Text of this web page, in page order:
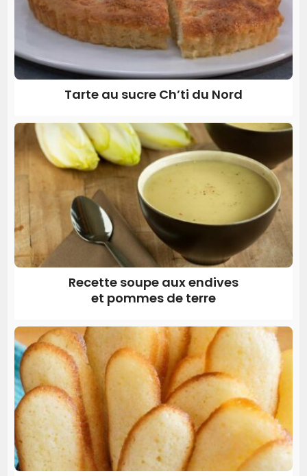
Tarte au sucre Ch’ti du Nord
Recette soupe aux endives
et pommes de terre